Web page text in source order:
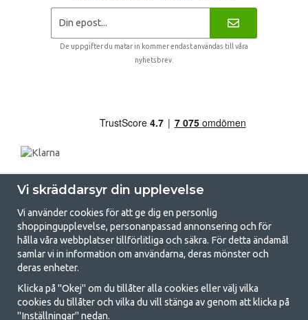
De uppgifter du matar in kommer endast användas till våra
nyhetsbrev.
GetCamping.se - Din butik för camping
och uteliv
Att campa kan antingen vara en livsstil eller ett sätt att samla familjen
Vi skräddarsyr din upplevelse
Vi använder cookies för att ge dig en personlig
shoppingupplevelse, personanpassad annonsering och för
hålla våra webbplatser tillförlitliga och säkra. För detta ändamål
samlar vi in information om användarna, deras mönster och
deras enheter.
Klicka på "Okej" om du tillåter alla cookies eller välj vilka
cookies du tillåter och vilka du vill stänga av genom att klicka på
"Inställningar" nedan.